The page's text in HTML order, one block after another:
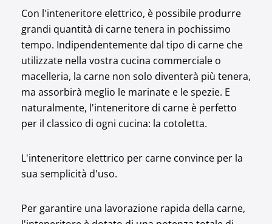
Con l'inteneritore elettrico, è possibile produrre
grandi quantità di carne tenera in pochissimo
tempo. Indipendentemente dal tipo di carne che
utilizzate nella vostra cucina commerciale o
macelleria, la carne non solo diventerà più tenera,
ma assorbirà meglio le marinate e le spezie. E
naturalmente, l'inteneritore di carne è perfetto
per il classico di ogni cucina: la cotoletta.
L'inteneritore elettrico per carne convince per la
sua semplicità d'uso.
Per garantire una lavorazione rapida della carne,